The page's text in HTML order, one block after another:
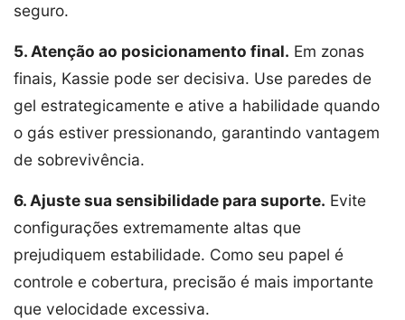
seguro.
5. Atenção ao posicionamento final. Em zonas
finais, Kassie pode ser decisiva. Use paredes de
gel estrategicamente e ative a habilidade quando
o gás estiver pressionando, garantindo vantagem
de sobrevivência.
6. Ajuste sua sensibilidade para suporte. Evite
configurações extremamente altas que
prejudiquem estabilidade. Como seu papel é
controle e cobertura, precisão é mais importante
que velocidade excessiva.